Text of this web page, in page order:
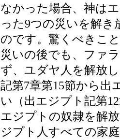
なかった場合、神は
った9つの災いを解
のです。驚くべきこ
災いの後でも、ファ
ず、ユダヤ人を解放
記第7章第15節から出
い（出エジプト記第
エジプトの奴隷を解
ジプト人すべての家